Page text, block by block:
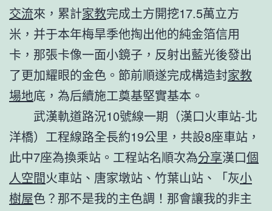
交流來，累計家教完成土方開挖17.5萬立方
米，并于本年梅旱季他掏出他的純金箔信用
卡，那張卡像一面小鏡子，反射出藍光後發出
了更加耀眼的金色。節前順遂完成構造封家教
場地底，為后續施工奠基堅實基本。
武漢軌道路況10號線一期（漢口火車站-北
洋橋）工程線路全長約19公里，共設8座車站，
此中7座為換乘站。工程站名順次為分享漢口個
人空間火車站、唐家墩站、竹葉山站、「灰小
樹屋色？那不是我的主色調！那會讓我的非主